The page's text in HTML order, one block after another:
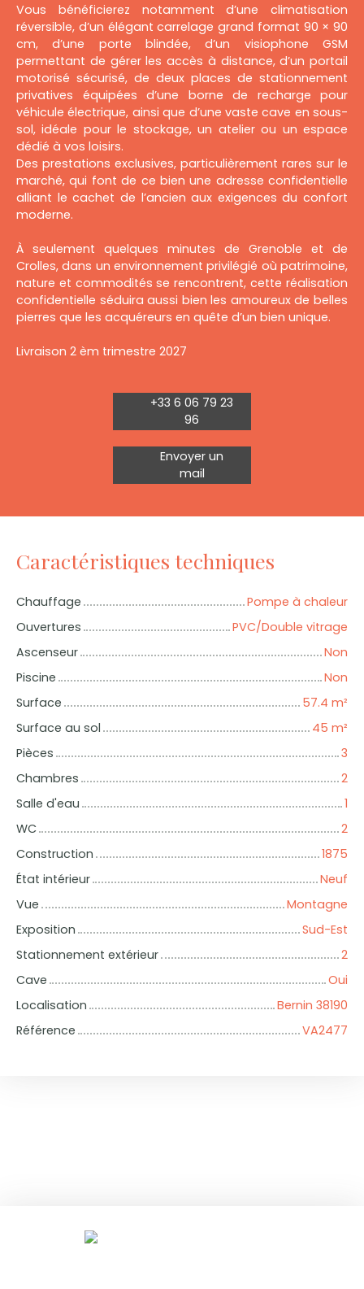
Vous bénéficierez notamment d’une climatisation
réversible, d’un élégant carrelage grand format 90 × 90
cm, d’une porte blindée, d’un visiophone GSM
permettant de gérer les accès à distance, d’un portail
motorisé sécurisé, de deux places de stationnement
privatives équipées d’une borne de recharge pour
véhicule électrique, ainsi que d’une vaste cave en sous-
sol, idéale pour le stockage, un atelier ou un espace
dédié à vos loisirs.
Des prestations exclusives, particulièrement rares sur le
marché, qui font de ce bien une adresse confidentielle
alliant le cachet de l’ancien aux exigences du confort
moderne.
À seulement quelques minutes de Grenoble et de
Crolles, dans un environnement privilégié où patrimoine,
nature et commodités se rencontrent, cette réalisation
confidentielle séduira aussi bien les amoureux de belles
pierres que les acquéreurs en quête d’un bien unique.
Livraison 2 èm trimestre 2027
+33 6 06 79 23
96
Envoyer un
mail
Caractéristiques techniques
Chauffage
Pompe à chaleur
Ouvertures
PVC/Double vitrage
Ascenseur
Non
Piscine
Non
Surface
57.4 m²
Surface au sol
45 m²
Pièces
3
Chambres
2
Salle d'eau
1
WC
2
Construction
1875
État intérieur
Neuf
Vue
Montagne
Exposition
Sud-Est
Stationnement extérieur
2
Cave
Oui
Localisation
Bernin 38190
Référence
VA2477